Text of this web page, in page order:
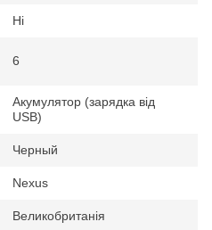
Ні
6
Акумулятор (зарядка від
USB)
Черный
Nexus
Великобританія